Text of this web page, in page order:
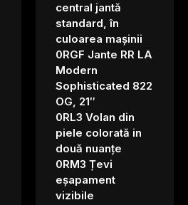
central jantă
standard, în
culoarea mașinii
0RGF Jante RR LA
Modern
Sophisticated 822
OG, 21″
0RL3 Volan din
piele colorată in
două nuanțe
0RM3 Țevi
eșapament
vizibile